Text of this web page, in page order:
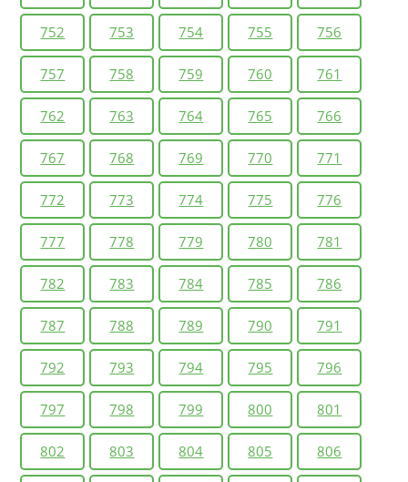
752 753 754 755 756
757 758 759 760 761
762 763 764 765 766
767 768 769 770 771
772 773 774 775 776
777 778 779 780 781
782 783 784 785 786
787 788 789 790 791
792 793 794 795 796
797 798 799 800 801
802 803 804 805 806